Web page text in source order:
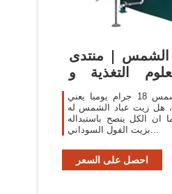
الشمس | منتدى
التغذية و
التدريب
اتناول من زيت عباد الشمس 18 جرام يوميا يعني
، هل زيت عباد الشمس له
ان الكل ينصح باستبداله
بزيت الفول السوداني...
احصل على السعر